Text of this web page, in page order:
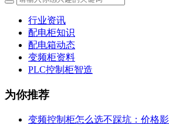
行业资讯
配电柜知识
配电箱动态
变频柜资料
PLC控制柜智造
为你推荐
变频控制柜怎么选不踩坑：价格